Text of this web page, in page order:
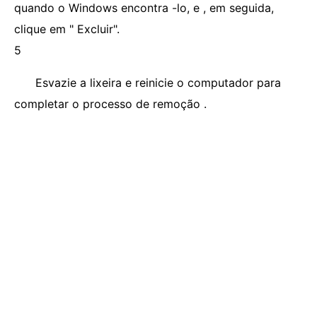
quando o Windows encontra -lo, e , em seguida,
clique em " Excluir".
5
Esvazie a lixeira e reinicie o computador para
completar o processo de remoção .